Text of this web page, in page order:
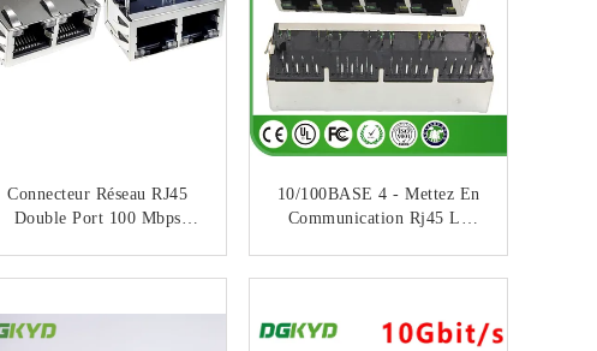
Connecteur Réseau RJ45
Double Port 100 Mbps
CONTACTEZ
10/100BASE 4 - Mettez En
Communication Rj45 Le
CONTACTEZ